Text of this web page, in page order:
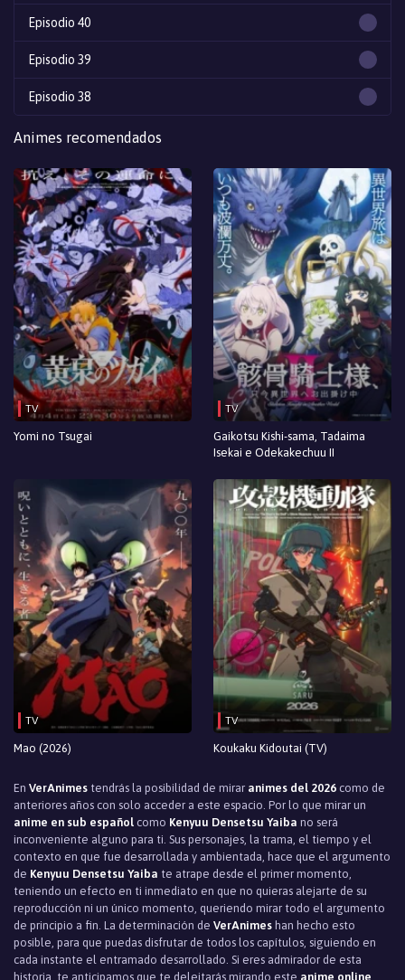
Episodio 40
Episodio 39
Episodio 38
Episodio 37
Episodio 36
Episodio 35
Episodio 34
Episodio 33
Episodio 32
Episodio 31
Episodio 30
Episodio 29
Episodio 27
Episodio 26
Episodio 25
Episodio 24
Episodio 23
Episodio 22
Episodio 21
Episodio 19
Episodio 18
Episodio 17
Episodio 16
Episodio 15
Animes recomendados
TV
Yomi no Tsugai
TV
Gaikotsu Kishi-sama, Tadaima
Isekai e Odekakechuu II
TV
Mao (2026)
TV
Koukaku Kidoutai (TV)
En VerAnimes tendrás la posibilidad de mirar animes del 2026 como de
anteriores años con solo acceder a este espacio. Por lo que mirar un
anime en sub español como Kenyuu Densetsu Yaiba no será
inconveniente alguno para ti. Sus personajes, la trama, el tiempo y el
contexto en que fue desarrollada y ambientada, hace que el argumento
de Kenyuu Densetsu Yaiba te atrape desde el primer momento,
teniendo un efecto en ti inmediato en que no quieras alejarte de su
reproducción ni un único momento, queriendo mirar todo el argumento
de principio a fin. La determinación de VerAnimes han hecho esto
posible, para que puedas disfrutar de todos los capítulos, siguiendo en
cada instante el entramado desarrollado. Si eres admirador de esta
historia, te anticipamos que te deleitarás mirando este anime online